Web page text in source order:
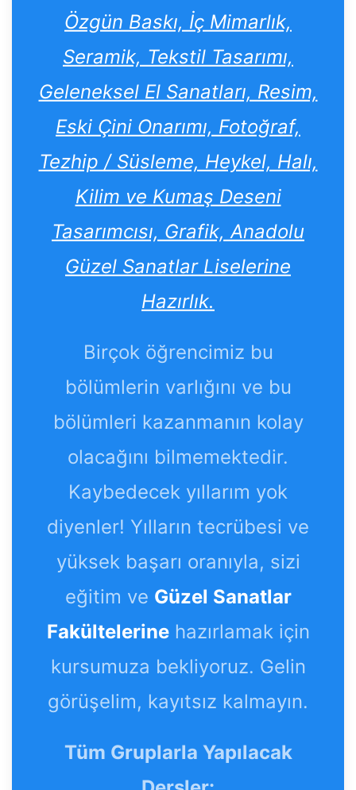
Özgün Baskı, İç Mimarlık,
Seramik, Tekstil Tasarımı,
Geleneksel El Sanatları, Resim,
Eski Çini Onarımı, Fotoğraf,
Tezhip / Süsleme, Heykel, Halı,
Kilim ve Kumaş Deseni
Tasarımcısı, Grafik, Anadolu
Güzel Sanatlar Liselerine
Hazırlık.
Birçok öğrencimiz bu
bölümlerin varlığını ve bu
bölümleri kazanmanın kolay
olacağını bilmemektedir.
Kaybedecek yıllarım yok
diyenler! Yılların tecrübesi ve
yüksek başarı oranıyla, sizi
eğitim ve Güzel Sanatlar
Fakültelerinehazırlamak için
kursumuza bekliyoruz. Gelin
görüşelim, kayıtsız kalmayın.
Tüm Gruplarla Yapılacak